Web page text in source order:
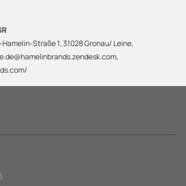
Straße 1, 31028 Gronau/ Leine,